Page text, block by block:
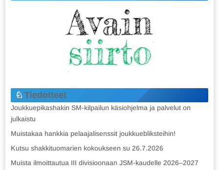
Tiedotteet
Joukkuepikashakin SM-kilpailun käsiohjelma ja palvelut on
julkaistu
Muistakaa hankkia pelaajalisenssit joukkuebliksteihin!
Kutsu shakkituomarien kokoukseen su 26.7.2026
Muista ilmoittautua III divisioonaan JSM-kaudelle 2026–2027